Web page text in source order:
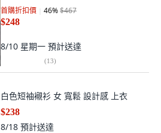
首購折扣價 46%$467
$248
8/10 星期一 預計送達
(13)
白色短袖襯衫 女 寬鬆 設計感 上衣
$238
8/18 預計送達